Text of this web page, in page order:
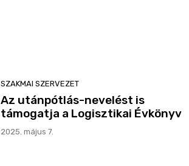
SZAKMAI SZERVEZET
Az utánpótlás-nevelést is
támogatja a Logisztikai Évkönyv
2025. május 7.